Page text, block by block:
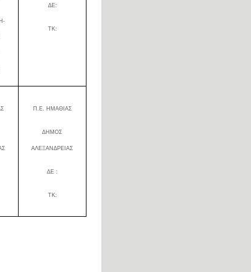
ΔΕ:
ΤΚ:
Π.Ε. ΗΜΑΘΙΑΣ
ΔΗΜΟΣ
ΑΛΕΞΑΝΔΡΕΙΑΣ
ΔΕ :
ΤΚ: